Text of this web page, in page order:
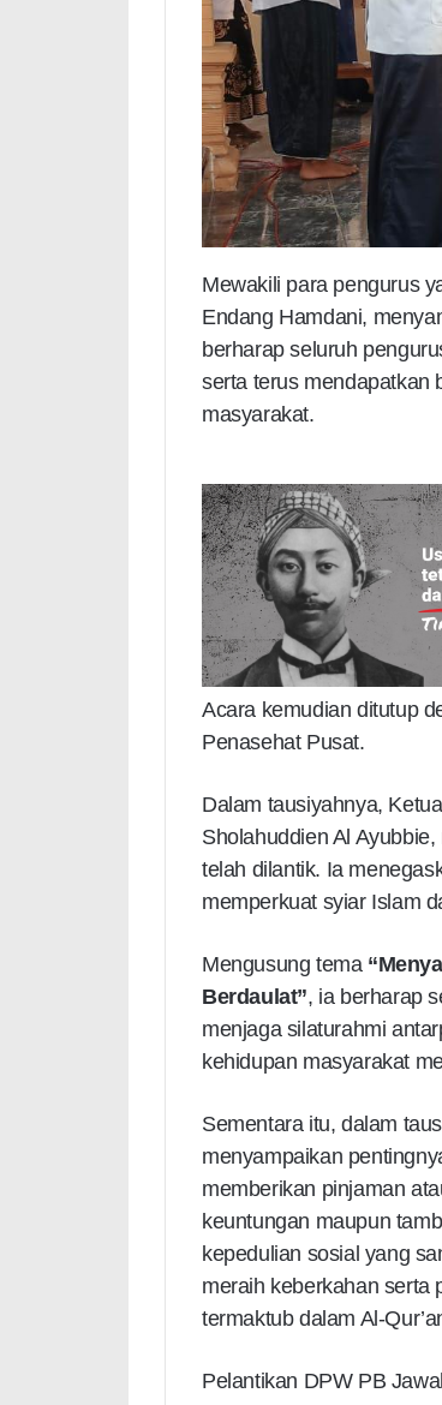
Mewakili para pengurus
Endang Hamdani,
berharap seluruh
serta terus mendapatkan
masyarakat.
Acara kemudian ditutup
Penasehat Pusat.
Dalam tausiyahnya,
Sholahuddien Al
telah dilantik. Ia
memperkuat syiar Islam
Mengusung tema
Berdaulat”, ia berharap
menjaga silaturahmi
kehidupan masyarakat
Sementara itu, dalam
menyampaikan
memberikan pinjaman
keuntungan maupun
kepedulian sosial yang
meraih keberkahan serta
termaktub dalam Al-
Pelantikan DPW PB